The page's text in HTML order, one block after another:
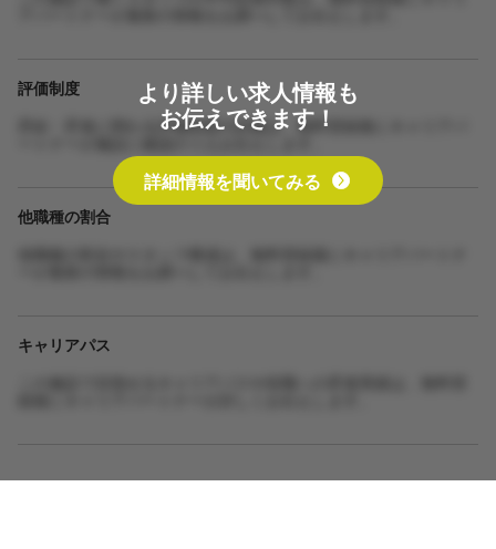
評価制度
昇給・昇進に関わる評価制度の詳細は、無料登録後にキャリアパ
他職種の割合
キャリアパス
より詳しい求人情報も
お伝えできます！
詳細情報を聞いてみる